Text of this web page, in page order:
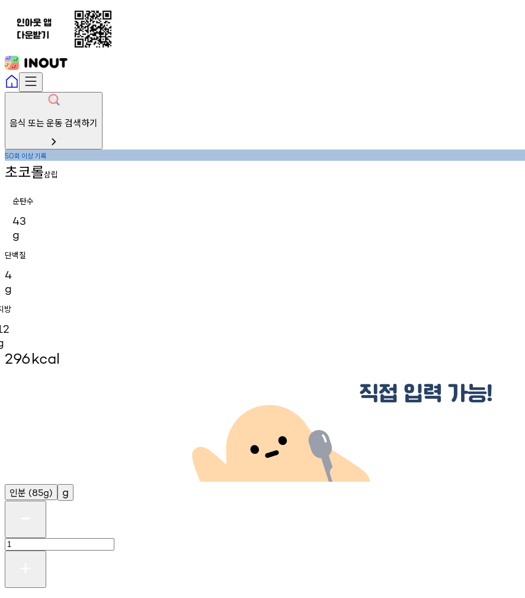
음식 또는 운동 검색하기
50회 이상기록
초코롤삼립
순탄수
43
g
단백질
4
g
방
296kcal
인분 (85g) g